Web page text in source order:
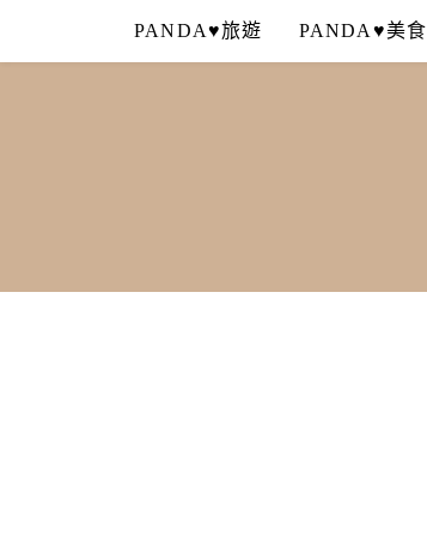
content
PANDA♥旅遊 PANDA♥美食